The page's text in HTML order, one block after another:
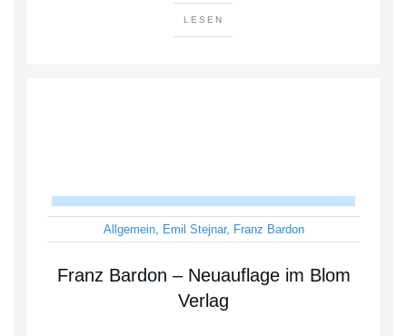
LESEN
Allgemein, Emil Stejnar, Franz Bardon
Franz Bardon – Neuauflage im Blom
Verlag